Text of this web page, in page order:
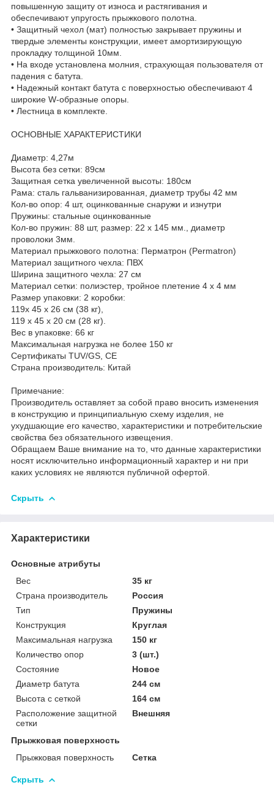
повышенную защиту от износа и растягивания и
обеспечивают упругость прыжкового полотна.
• Защитный чехол (мат) полностью закрывает пружины и
твердые элементы конструкции, имеет амортизирующую
прокладку толщиной 10мм.
• На входе установлена молния, страхующая пользователя от
падения с батута.
• Надежный контакт батута с поверхностью обеспечивают 4
широкие W-образные опоры.
• Лестница в комплекте.
ОСНОВНЫЕ ХАРАКТЕРИСТИКИ
Диаметр: 4,27м
Высота без сетки: 89см
Защитная сетка увеличенной высоты: 180см
Рама: сталь гальванизированная, диаметр трубы 42 мм
Кол-во опор: 4 шт, оцинкованные снаружи и изнутри
Пружины: стальные оцинкованные
Кол-во пружин: 88 шт, размер: 22 х 145 мм., диаметр
проволоки 3мм.
Материал прыжкового полотна: Перматрон (Permatron)
Материал защитного чехла: ПВХ
Ширина защитного чехла: 27 см
Материал сетки: полиэстер, тройное плетение 4 х 4 мм
Размер упаковки: 2 коробки:
119x 45 x 26 см (38 кг),
119 x 45 x 20 см (28 кг).
Вес в упаковке: 66 кг
Максимальная нагрузка не более 150 кг
Сертификаты TUV/GS, CE
Страна производитель: Китай
Примечание:
Производитель оставляет за собой право вносить изменения
в конструкцию и принципиальную схему изделия, не
ухудшающие его качество, характеристики и потребительские
свойства без обязательного извещения.
Обращаем Ваше внимание на то, что данные характеристики
носят исключительно информационный характер и ни при
каких условиях не являются публичной офертой.
Скрыть
Характеристики
Основные атрибуты
Вес
35 кг
Страна производитель
Россия
Тип
Пружины
Конструкция
Круглая
Максимальная нагрузка
150 кг
Количество опор
3 (шт.)
Состояние
Новое
Диаметр батута
244 см
Высота с сеткой
164 см
Расположение защитной
сетки
Внешняя
Прыжковая поверхность
Прыжковая поверхность
Сетка
Скрыть